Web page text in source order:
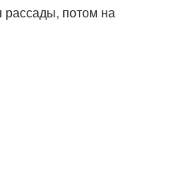
рассады, потом на